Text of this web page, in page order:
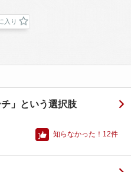
入り
」という選択肢
知らなかった！ 12件